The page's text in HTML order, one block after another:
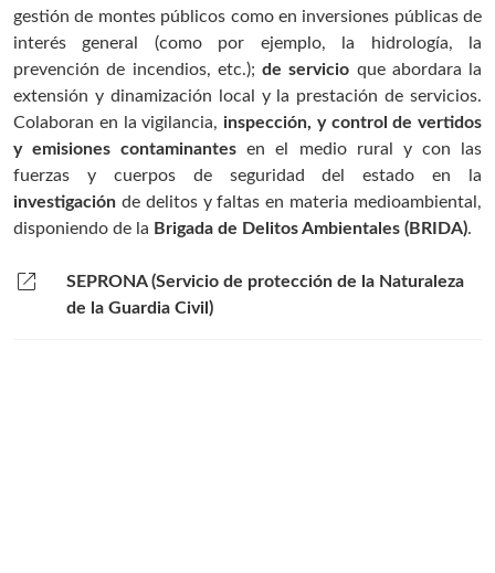
gestión de montes públicos como en inversiones públicas de
interés general (como por ejemplo, la hidrología, la
prevención de incendios, etc.); de servicio que abordara la
extensión y dinamización local y la prestación de servicios.
Colaboran en la vigilancia, inspección, y control de vertidos
y emisiones contaminantesen el medio rural y con las
fuerzas y cuerpos de seguridad del estado en la
investigación de delitos y faltas en materia medioambiental,
disponiendo de la Brigada de Delitos Ambientales (BRIDA).
open_in_new
SEPRONA (Servicio de protección de la Naturaleza
de la Guardia Civil)